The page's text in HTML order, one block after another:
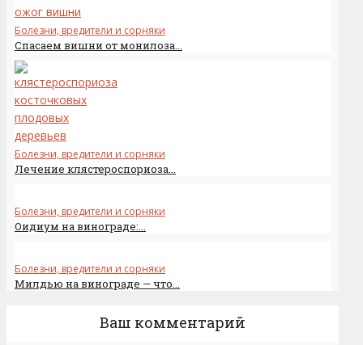
Болезни, вредители и сорняки
Спасаем вишни от монилоза...
Болезни, вредители и сорняки
Лечение клястероспориоза...
Болезни, вредители и сорняки
Оидиум на винограде:...
Болезни, вредители и сорняки
Милдью на винограде — что...
Ваш комментарий